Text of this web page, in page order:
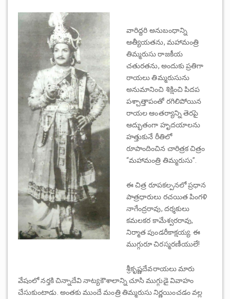
వారిద్దరి అనుబంధాన్ని
ఆత్యీయతను, మహామంత్రి
తిమ్మరుసు రాజకీయ
చతురతను, అందుకు ప్రతిగా
రాయలు తిమ్మరుసును
అనుమానించి శిక్షించి పిదప
పశ్చాత్తాపంతో రగిలిపోయిన
రాయల ఆంతర్యాన్ని తెరపై
ఆద్భుతంగా హృదయాలను
హత్తుకునే రీతిలో
రూపాందించిన చారిత్రక చిత్రం
“మహామంత్రి తిమ్మరుసు”.
ఈ చిత్ర రూపకల్పనలో ప్రధాన
పాత్రధారులు రచయిత పింగళి
నాగేంద్రరావు, దర్శకులు
కమలకర కామేశ్వరరావు,
నిర్మాత పుండరీకాక్షయ్య. ఈ
ముగ్గురూ చిరస్మరణీయులే!
శ్రీకృష్ణదేవరాయలు మారు
వేషంలో నర్తకి చిన్నాదేవి నాట్యకౌశాలాన్ని చూసి ముగ్గుడై వివాహం
చేసుకుంటాడు. అంతకు ముందే మంత్రి తిమ్మరుసు నిర్ణయించడం వల్ల